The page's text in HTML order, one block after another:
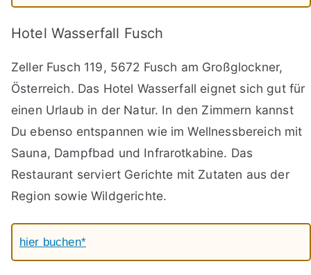
Hotel Wasserfall Fusch
Zeller Fusch 119, 5672 Fusch am Großglockner,
Österreich. Das Hotel Wasserfall eignet sich gut für
einen Urlaub in der Natur. In den Zimmern kannst
Du ebenso entspannen wie im Wellnessbereich mit
Sauna, Dampfbad und Infrarotkabine. Das
Restaurant serviert Gerichte mit Zutaten aus der
Region sowie Wildgerichte.
hier buchen*